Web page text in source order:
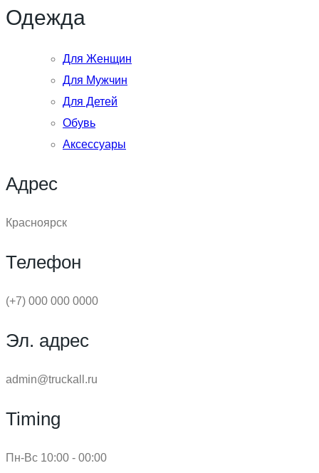
Одежда
Для Женщин
Для Мужчин
Для Детей
Обувь
Аксессуары
Адрес
Красноярск
Телефон
(+7) 000 000 0000
Эл. адрес
admin@truckall.ru
Timing
Пн-Вс 10:00 - 00:00